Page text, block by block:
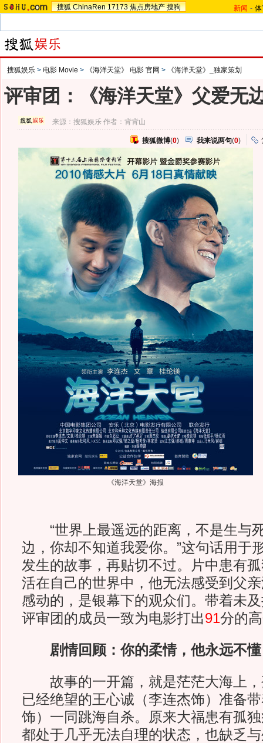
搜狐 ChinaRen 17173 焦点房地产 搜狗 新闻 -
搜狐娱乐 > 电影 Movie > 《海洋天堂》 电影 官网 > 《海洋天堂》_独家策划
评审团：《海洋天堂》父爱无
来源：搜狐娱乐 作者：背背山
搜狐微博(0) 我来说两句(0)
《海洋天堂》海报
“世界上最遥远的距离，不是生与
边，你却不知道我爱你。”这句话用于
发生的故事，再贴切不过。片中患有
活在自己的世界中，他无法感受到父
感动的，是银幕下的观众们。带着未
评审团的成员一致为电影打出91分的
剧情回顾：你的柔情，他永远不懂
故事的一开篇，就是茫茫大海上，
已经绝望的王心诚（李连杰饰）准备
饰）一同跳海自杀。原来大福患有孤
都处于几乎无法自理的状态，也缺乏